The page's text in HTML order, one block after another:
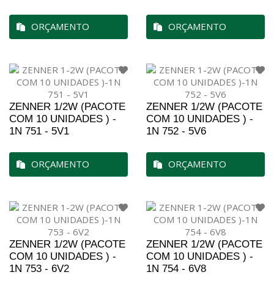
ORÇAMENTO ORÇAMENTO
ZENNER 1/2W (PACOTE
COM 10 UNIDADES ) -
1N 751 - 5V1
ORÇAMENTO
ZENNER 1/2W (PACOTE
COM 10 UNIDADES ) -
1N 752 - 5V6
ORÇAMENTO
ZENNER 1/2W (PACOTE
COM 10 UNIDADES ) -
1N 753 - 6V2
ZENNER 1/2W (PACOTE
COM 10 UNIDADES ) -
1N 754 - 6V8